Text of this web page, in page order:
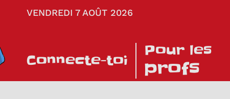
VENDREDI 7 AOÛT 2026
Connecte-toi
Pour les
profs